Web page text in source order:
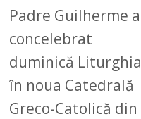
Padre Guilherme a
concelebrat
duminică Liturghia
în noua Catedrală
Greco-Catolică din